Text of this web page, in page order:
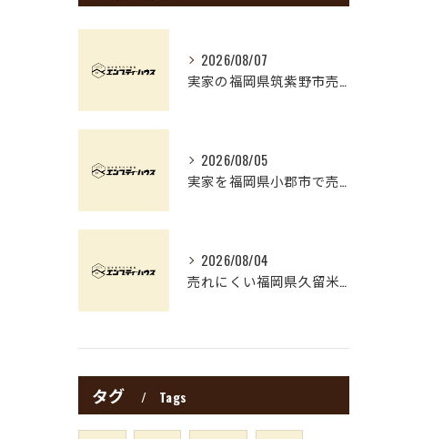
2026/08/07
実家の福岡県筑紫野市売却で失敗しないための相場確認ポイントと手続き全解説
2026/08/05
実家を福岡県小郡市で売却する前に知るべき相場と資産価値のポイント
2026/08/04
売れにくい福岡県久留米市の古民家手間と費用を抑えた売却実践ガイド
タグ Tags